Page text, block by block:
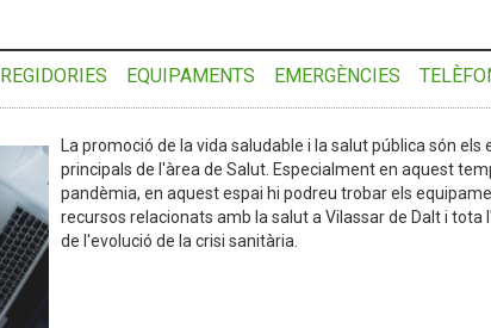
REGIDORIES EQUIPAMENTS EMERGÈNCIES
La promoció de la vida saludable i la salut pública són els
principals de l'àrea de Salut. Especialment en aquest
pandèmia, en aquest espai hi podreu trobar els
recursos relacionats amb la salut a Vilassar de Dalt i tota
de l'evolució de la crisi sanitària.